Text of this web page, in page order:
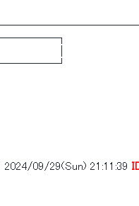
2024/09/29(Sun) 21:11:39